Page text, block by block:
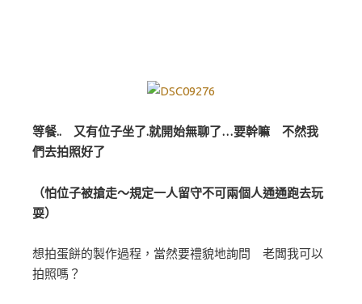
等餐.. 又有位子坐了.就開始無聊了…要幹嘛 不然我
們去拍照好了
（怕位子被搶走～規定一人留守不可兩個人通通跑去玩
耍）
想拍蛋餅的製作過程，當然要禮貌地詢問 老闆我可以
拍照嗎？